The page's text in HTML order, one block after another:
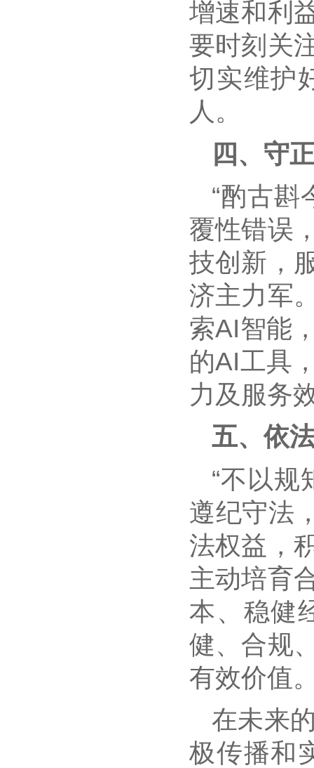
增速和利
要时刻关
切实维护
人。
四、守
“酌古斟
覆性错误
技创新，
济主力军
索AI智能
的AI工具
力及服务
五、依
“不以规
遵纪守法
法权益，
主动培育
本、稳健
健、合规
有效价值
在未来
极传播和